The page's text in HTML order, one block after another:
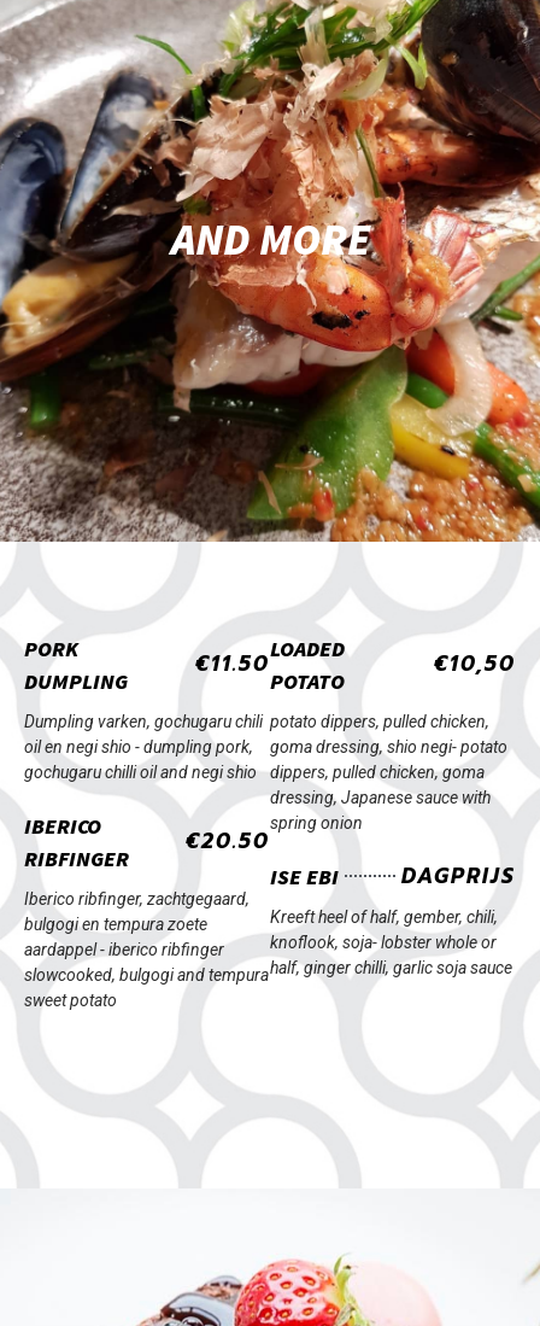
AND MORE
PORK
DUMPLING
€11.50
Dumpling varken, gochugaru chili
oil en negi shio -dumpling pork,
gochugaru chilli oil and negi shio
IBERICO
RIBFINGER
€20.50
Iberico ribfinger, zachtgegaard,
bulgogi en tempura zoete
aardappel -iberico ribfinger
slowcooked, bulgogi and tempura
sweet potato
LOADED
POTATO
€10,50
potato dippers, pulled chicken,
goma dressing, shio negi-potato
dippers, pulled chicken, goma
dressing, Japanese sauce with
spring onion
ISE EBI DAGPRIJS
Kreeft heel of half, gember, chili,
knoflook, soja-lobster whole or
half, ginger chilli, garlic soja sauce